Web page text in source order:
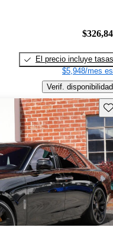
El precio incluye tasas
$5,948/mes
Verif. disponibilidad